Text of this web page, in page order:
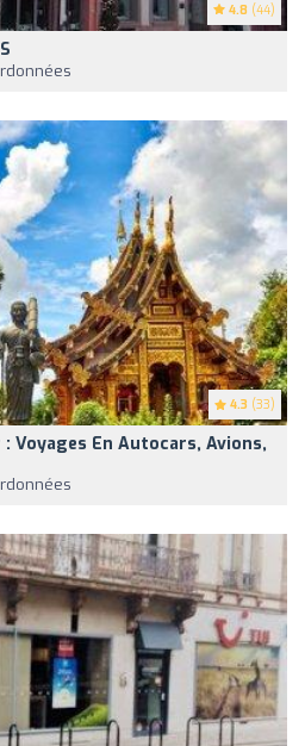
4.8 (44)
4.3 (33)
: Voyages En Autocars, Avions,